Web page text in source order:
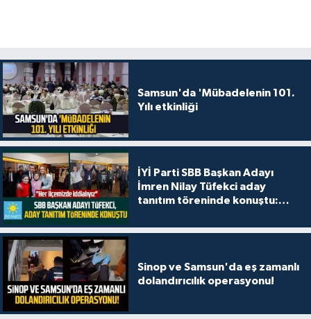
Samsun'da 'Mübadelenin 101.
Yılı etkinliği
İYİ Parti SBB Başkan Adayı
İmren Nilay Tüfekci aday
tanıtım töreninde konuştu:
Sinop ve Samsun'da eş zamanlı
dolandırıcılık operasyonu!